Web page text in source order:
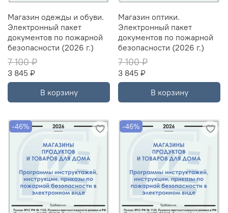
Магазин одежды и обуви.
Электронный пакет
документов по пожарной
безопасности (2026 г.)
7 100 ₽
3 845 ₽
В корзину
Магазин оптики.
Электронный пакет
документов по пожарной
безопасности (2026 г.)
7 100 ₽
3 845 ₽
В корзину
-46% -46%